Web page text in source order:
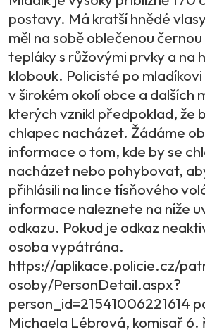
postavy. Má kratší hnědé
měl na sobě oblečenou
tepláky s růžovými prvky a na
klobouk. Policisté po
v širokém okolí obce a dalších
kterých vznikl předpoklad, že
chlapec nacházet. Žádáme
informace o tom, kde by se
nacházet nebo pohybovat,
přihlásili na lince tísňového
informace naleznete na níže
odkazu. Pokud je odkaz
osoba vypátrána.
https://aplikace.policie.cz/
osoby/PersonDetail.aspx?
person_id=21541006221614
Michaela Lébrová, komisař 6.